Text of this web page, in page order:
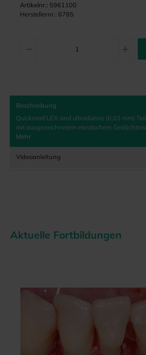
Artikelnr.: 5961100
Herstellernr.: 6785
Beschreibung
QuickmatFLEX sind ultradünne (0,03 mm)
mit ausgezeichnetem elastischem
Mehr
Videoanleitung
Aktuelle Fortbildungen